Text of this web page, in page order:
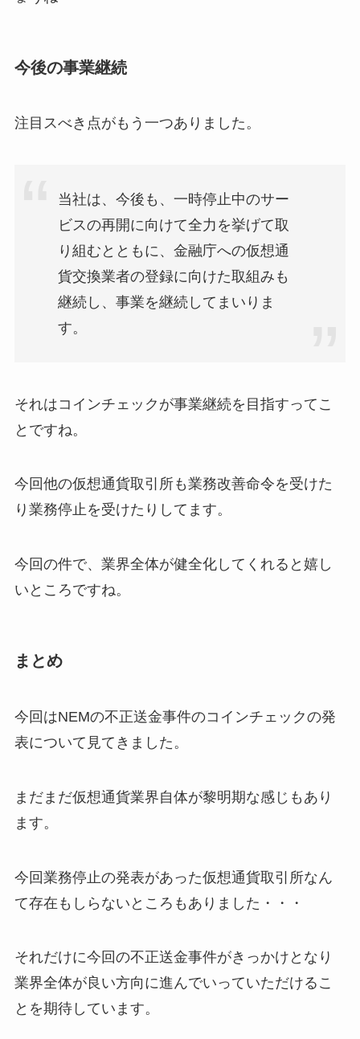
今後の事業継続
注目スべき点がもう一つありました。
当社は、今後も、一時停止中のサー
ビスの再開に向けて全力を挙げて取
り組むとともに、金融庁への仮想通
貨交換業者の登録に向けた取組みも
継続し、事業を継続してまいりま
す。
それはコインチェックが事業継続を目指すってこ
とですね。
今回他の仮想通貨取引所も業務改善命令を受けた
り業務停止を受けたりしてます。
今回の件で、業界全体が健全化してくれると嬉し
いところですね。
まとめ
今回はNEMの不正送金事件のコインチェックの発
表について見てきました。
まだまだ仮想通貨業界自体が黎明期な感じもあり
ます。
今回業務停止の発表があった仮想通貨取引所なん
て存在もしらないところもありました・・・
それだけに今回の不正送金事件がきっかけとなり
業界全体が良い方向に進んでいっていただけるこ
とを期待しています。